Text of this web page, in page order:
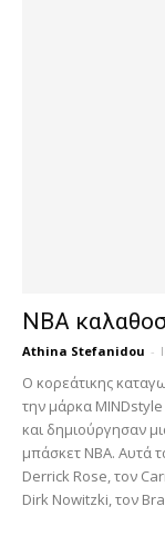
NBA
Athina Stefanidou -
Ο κορεάτικης
την μάρκα MINDstyle
και δημιούργησαν
μπάσκετ ΝΒΑ. Αυτά
Derrick Rose, τον
Dirk Nowitzki, τον